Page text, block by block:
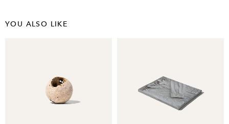
YOU ALSO LIKE